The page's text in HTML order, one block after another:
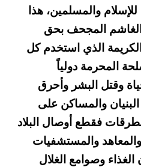
والمسلمين، هذا
المجحف بحق
الذي استخدم كل
المحرمة دولياً
وقتل البشر وأحرق
والمساكن على
فقطع أوصال البلاد
والمستشفيات
وصوامع الغلال